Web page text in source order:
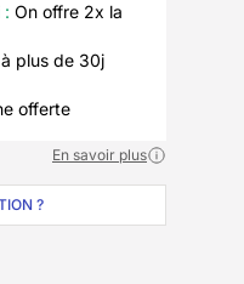
: On offre 2x la
plus de 30j
offerte
En savoir plus
?